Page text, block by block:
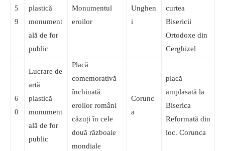
5
9
plastică
monument
ală de for
public
Monumentul
eroilor
Unghen
i
curtea
Bisericii
Ortodoxe din
Cerghizel
6
0
Lucrare de
artă
plastică
monument
ală de for
public
Placă
comemorativă –
închinată
eroilor români
căzuți în cele
două războaie
mondiale
Corunc
a
placă
amplasată la
Biserica
Reformată din
loc. Corunca